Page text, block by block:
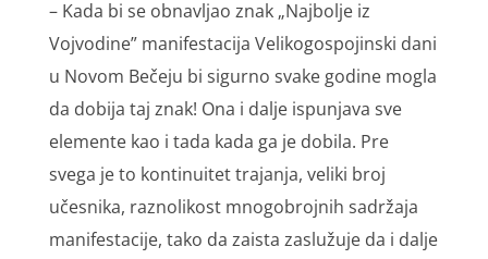
– Kada bi se obnavljao znak „Najbolje iz
Vojvodine” manifestacija Velikogospojinski dani
u Novom Bečeju bi sigurno svake godine mogla
da dobija taj znak! Ona i dalјe ispunjava sve
elemente kao i tada kada ga je dobila. Pre
svega je to kontinuitet trajanja, veliki broj
učesnika, raznolikost mnogobrojnih sadržaja
manifestacije, tako da zaista zaslužuje da i dalјe